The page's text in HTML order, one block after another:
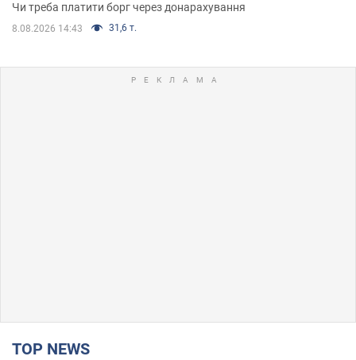
Чи треба платити борг через донарахування
8.08.2026 14:43 31,6 т.
TOP NEWS